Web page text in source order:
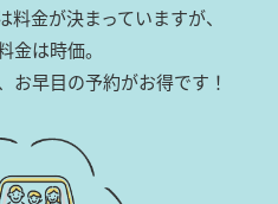
金が決まっていますが、
金は時価。
お早目の予約がお得です！